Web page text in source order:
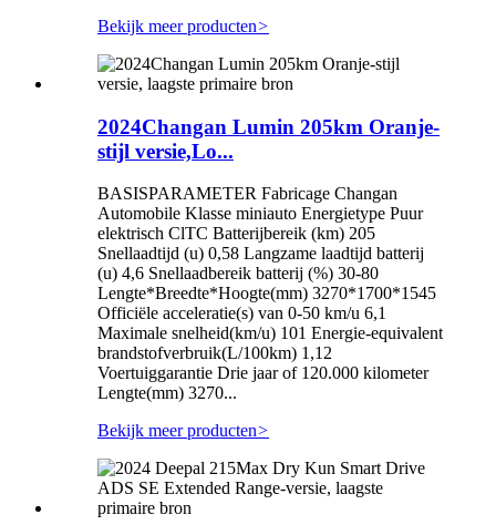
Bekijk meer producten>
2024Changan Lumin 205km Oranje-
stijl versie,Lo...
BASISPARAMETER Fabricage Changan
Automobile Klasse miniauto Energietype Puur
elektrisch ClTC Batterijbereik (km) 205
Snellaadtijd (u) 0,58 Langzame laadtijd batterij
(u) 4,6 Snellaadbereik batterij (%) 30-80
Lengte*Breedte*Hoogte(mm) 3270*1700*1545
Officiële acceleratie(s) van 0-50 km/u 6,1
Maximale snelheid(km/u) 101 Energie-equivalent
brandstofverbruik(L/100km) 1,12
Voertuiggarantie Drie jaar of 120.000 kilometer
Lengte(mm) 3270...
Bekijk meer producten>